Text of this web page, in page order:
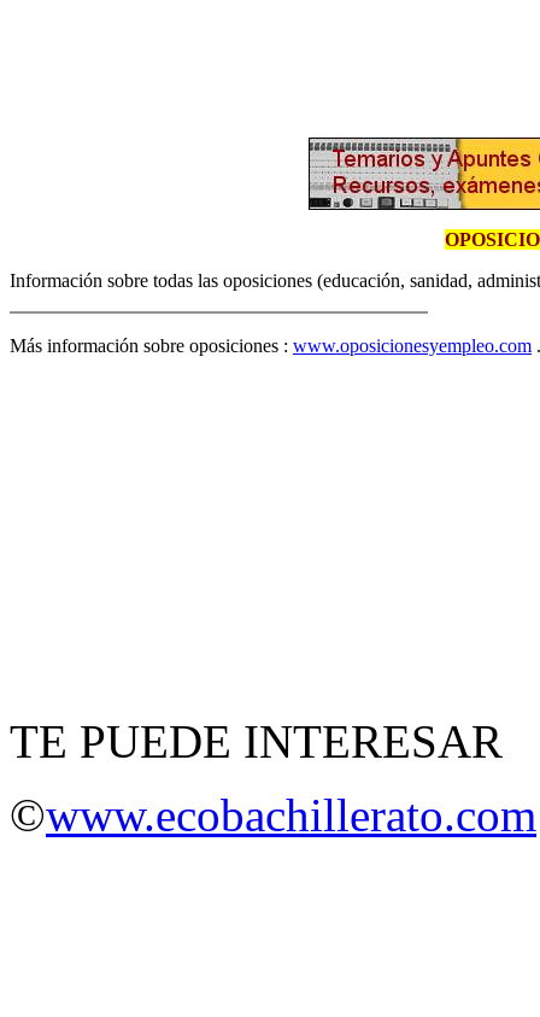
Información sobre todas las oposiciones (educación, sanidad,
Más información sobre oposiciones : www.oposicionesyempleo.com
TE PUEDE INTERESAR
©www.ecobachillerato.com